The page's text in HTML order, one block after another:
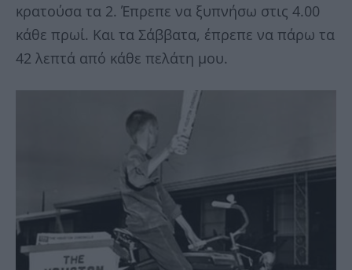
κρατούσα τα 2. Έπρεπε να ξυπνήσω στις 4.00
κάθε πρωί. Και τα Σάββατα, έπρεπε να πάρω τα
42 λεπτά από κάθε πελάτη μου.